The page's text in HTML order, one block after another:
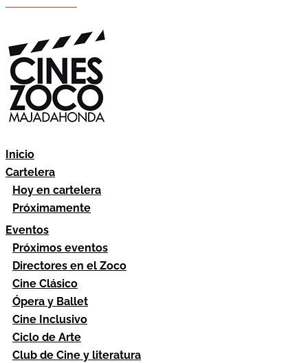
Inicio
Cartelera
Hoy en cartelera
Próximamente
Eventos
Próximos eventos
Directores en el Zoco
Cine Clásico
Ópera y Ballet
Cine Inclusivo
Ciclo de Arte
Club de Cine y literatura